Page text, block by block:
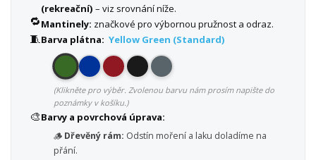
(rekreační) – viz srovnání níže.
🔁Mantinely: značkové pro výbornou pružnost a odraz.
🧵Barva plátna: Yellow Green (Standard)
(Klikněte pro výběr. Zvolenou barvu nám prosím napište do
poznámky v košíku.)
🎨Barvy a povrchová úprava:
🪵 Dřevěný rám: Odstín moření a laku doladíme na
přání.